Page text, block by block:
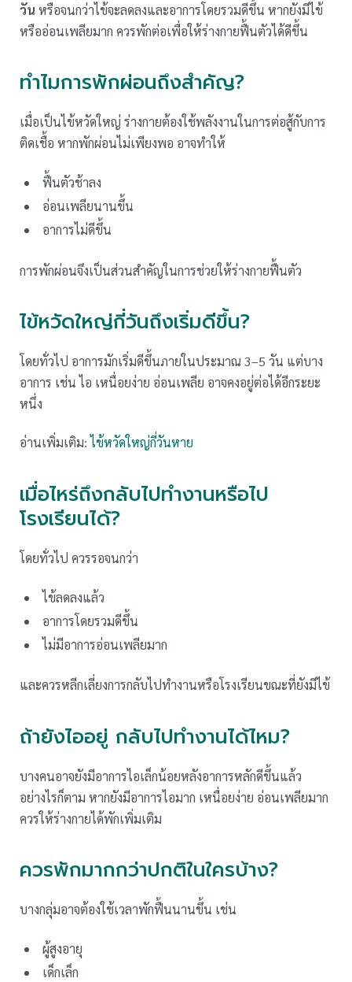
วัน หรือจนกว่าไข้จะลดลงและอาการโดยรวมดีขึ้น หากยังมีไข้
หรืออ่อนเพลียมาก ควรพักต่อเพื่อให้ร่างกายฟื้นตัวได้ดีขึ้น
ทำไมการพักผ่อนถึงสำคัญ?
เมื่อเป็นไข้หวัดใหญ่ ร่างกายต้องใช้พลังงานในการต่อสู้กับการ
ติดเชื้อ หากพักผ่อนไม่เพียงพอ อาจทำให้
ฟื้นตัวช้าลง
อ่อนเพลียนานขึ้น
อาการไม่ดีขึ้น
การพักผ่อนจึงเป็นส่วนสำคัญในการช่วยให้ร่างกายฟื้นตัว
ไข้หวัดใหญ่กี่วันถึงเริ่มดีขึ้น?
โดยทั่วไป อาการมักเริ่มดีขึ้นภายในประมาณ 3–5 วัน แต่บาง
อาการ เช่น ไอ เหนื่อยง่าย อ่อนเพลีย อาจคงอยู่ต่อได้อีกระยะ
หนึ่ง
อ่านเพิ่มเติม:ไข้หวัดใหญ่กี่วันหาย
เมื่อไหร่ถึงกลับไปทำงานหรือไป
โรงเรียนได้?
โดยทั่วไป ควรรอจนกว่า
ไข้ลดลงแล้ว
อาการโดยรวมดีขึ้น
ไม่มีอาการอ่อนเพลียมาก
และควรหลีกเลี่ยงการกลับไปทำงานหรือโรงเรียนขณะที่ยังมีไข้
ถ้ายังไออยู่ กลับไปทำงานได้ไหม?
บางคนอาจยังมีอาการไอเล็กน้อยหลังอาการหลักดีขึ้นแล้ว
อย่างไรก็ตาม หากยังมีอาการไอมาก เหนื่อยง่าย อ่อนเพลียมาก
ควรให้ร่างกายได้พักเพิ่มเติม
ควรพักมากกว่าปกติในใครบ้าง?
บางกลุ่มอาจต้องใช้เวลาพักฟื้นนานขึ้น เช่น
ผู้สูงอายุ
เด็กเล็ก